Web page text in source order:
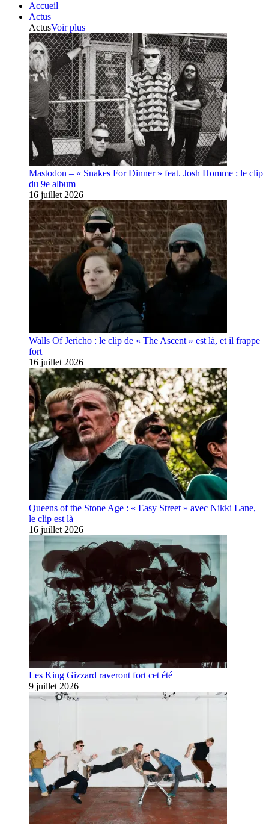
Accueil
Actus
ActusVoir plus
Mastodon – « Snakes For Dinner » feat. Josh Homme : le clip
du 9e album
16 juillet 2026
Walls Of Jericho : le clip de « The Ascent » est là, et il frappe
fort
16 juillet 2026
Queens of the Stone Age : « Easy Street » avec Nikki Lane,
le clip est là
16 juillet 2026
Les King Gizzard raveront fort cet été
9 juillet 2026